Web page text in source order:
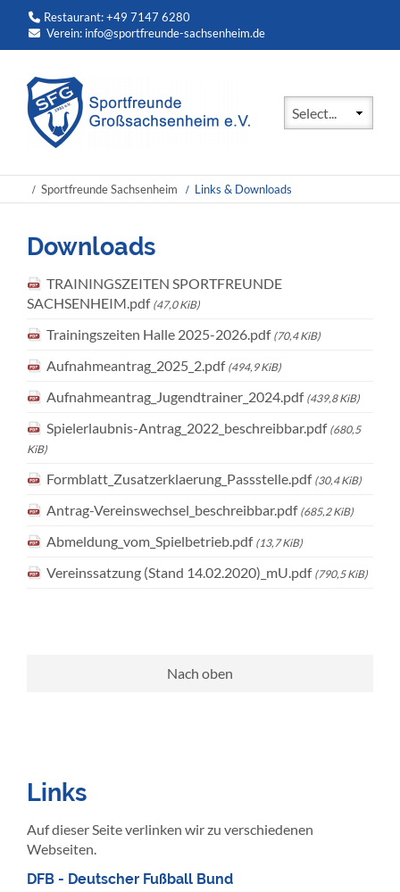
Restaurant: +49 7147 6280
Verein: info@sportfreunde-sachsenheim.de
Sportfreunde Sachsenheim Links & Downloads
Downloads
TRAININGSZEITEN SPORTFREUNDE
SACHSENHEIM.pdf (47,0 KiB)
Trainingszeiten Halle 2025-2026.pdf (70,4 KiB)
Aufnahmeantrag_2025_2.pdf (494,9 KiB)
Aufnahmeantrag_Jugendtrainer_2024.pdf (439,8 KiB)
Spielerlaubnis-Antrag_2022_beschreibbar.pdf (680,5
KiB)
Formblatt_Zusatzerklaerung_Passstelle.pdf (30,4 KiB)
Antrag-Vereinswechsel_beschreibbar.pdf (685,2 KiB)
Abmeldung_vom_Spielbetrieb.pdf (13,7 KiB)
Vereinssatzung (Stand 14.02.2020)_mU.pdf (790,5 KiB)
Nach oben
Links
Auf dieser Seite verlinken wir zu verschiedenen
Webseiten.
DFB - Deutscher Fußball Bund